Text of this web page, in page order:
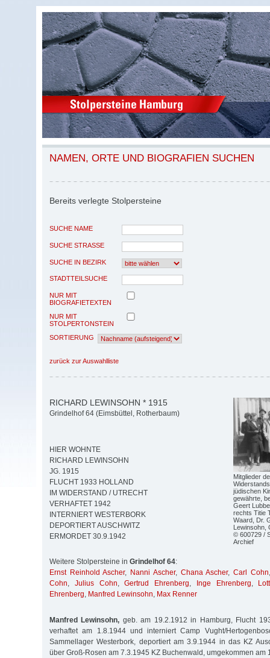
NAMEN, ORTE UND BIOGRAFIEN SUCHEN
Bereits verlegte Stolpersteine
SUCHE NAME
SUCHE STRASSE
SUCHE IN BEZIRK
STADTTEILSUCHE
NUR MIT
BIOGRAFIETEXTEN
NUR MIT
STOLPERTONSTEIN
SORTIERUNG
zurück zur Auswahlliste
Mitglieder
jüdischen
gewährte,
Geert
rechts Titie
Waard, Dr.
Lewinsohn,
© 600729 /
Archief
RICHARD LEWINSOHN * 1915
Grindelhof 64 (Eimsbüttel, Rotherbaum)
HIER WOHNTE
RICHARD LEWINSOHN
JG. 1915
FLUCHT 1933 HOLLAND
IM WIDERSTAND / UTRECHT
VERHAFTET 1942
INTERNIERT WESTERBORK
DEPORTIERT AUSCHWITZ
ERMORDET 30.9.1942
Weitere Stolpersteine in Grindelhof 64:
Ernst Reinhold Ascher, Nanni Ascher, Chana Ascher,Carl Cohn
Cohn, Julius Cohn,Gertrud Ehrenberg, Inge Ehrenberg,
Ehrenberg, Manfred Lewinsohn, Max Renner
Manfred Lewinsohn, geb. am 19.2.1912 in Hamburg, Flucht
verhaftet am 1.8.1944 und interniert Camp Vught/
Sammellager Westerbork, deportiert am 3.9.1944 in das KZ
über Groß-Rosen am 7.3.1945 KZ Buchenwald, umgekommen am